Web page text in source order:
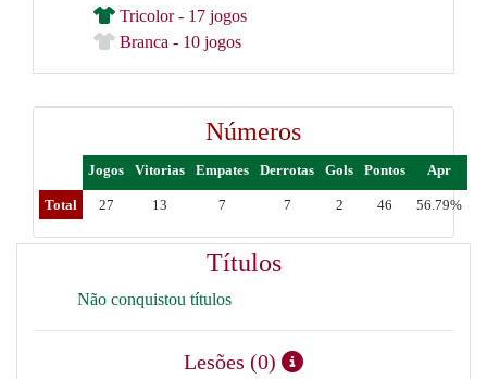
Tricolor - 17 jogos
Branca - 10 jogos
Números
Jogos Vitorias Empates Derrotas Gols Pontos Apr
Total 27 13 7 7 2 46 56.79%
Títulos
Não conquistou títulos
Lesões (0)